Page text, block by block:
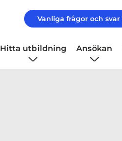
Vanliga frågor och svar
Hitta utbildning Ansökan